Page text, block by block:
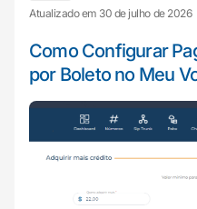
Atualizado em 30 de julho de 2026
Como Configurar
por Boleto no Meu